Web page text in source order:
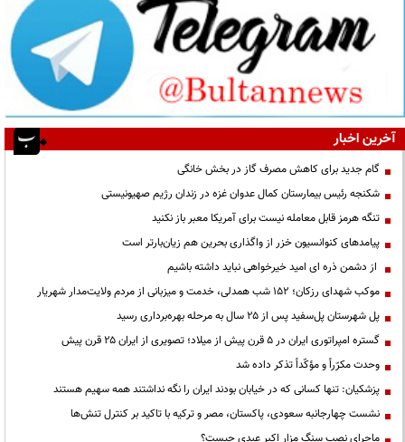
آخرین اخبار
گام جدید برای کاهش مصرف گاز در بخش خانگی
شکنجه رئیس بیمارستان کمال عدوان غزه در زندان رژیم صهیونیستی
تنگه هرمز قابل معامله نیست برای آمریکا معبر باز نکنید
پیامدهای کنوانسیون خزر از واگذاری بحرین هم زیان‌بارتر است
از دشمن ذره ای امید خیرخواهی نباید داشته باشیم
موکب شهدای رزکان؛ ۱۵۲ شب همدلی، خدمت و میزبانی از مردم ولایت‌مدار شهریار
پل شهرستان پل‌سفید پس از ۲۵ سال به مرحله بهره‌برداری رسید
گستره امپراتوری ایران در ۵ قرن پیش از میلاد؛ تصویری از ایران ۲۵ قرن پیش
وحدت مکرّراً و مؤکّداً تذکر داده شد
پزشکیان: تنها کسانی که در خیابان بودند ایران را نگه نداشتند همه سهیم هستند
نشست چهارجانبه سعودی، پاکستان، مصر و ترکیه با تاکید بر کنترل تنش‌ها
ماجرای نصب سنگ مزار اکبر عبدی چیست؟